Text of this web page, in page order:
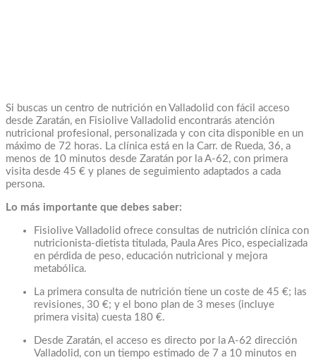
Si buscas un centro de nutrición en Valladolid con fácil acceso
desde Zaratán, en Fisiolive Valladolid encontrarás atención
nutricional profesional, personalizada y con cita disponible en un
máximo de 72 horas. La clínica está en la Carr. de Rueda, 36, a
menos de 10 minutos desde Zaratán por la A-62, con primera
visita desde 45 € y planes de seguimiento adaptados a cada
persona.
Lo más importante que debes saber:
Fisiolive Valladolid ofrece consultas de nutrición clínica con
nutricionista-dietista titulada, Paula Ares Pico, especializada
en pérdida de peso, educación nutricional y mejora
metabólica.
La primera consulta de nutrición tiene un coste de 45 €; las
revisiones, 30 €; y el bono plan de 3 meses (incluye
primera visita) cuesta 180 €.
Desde Zaratán, el acceso es directo por la A-62 dirección
Valladolid, con un tiempo estimado de 7 a 10 minutos en